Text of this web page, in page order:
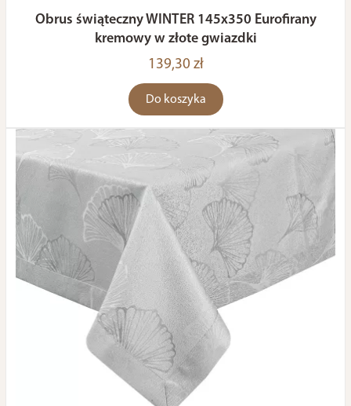
Obrus świąteczny WINTER 145x350 Eurofirany
kremowy w złote gwiazdki
139,30 zł
Do koszyka